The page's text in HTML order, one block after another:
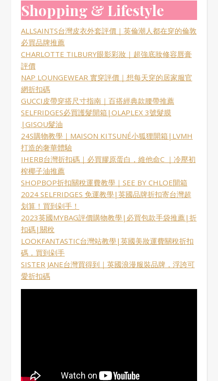
Shopping & Lifestyle
ALLSAINTS台灣皮衣外套評價｜英倫潮人都在穿的倫敦
必買品牌推薦
CHARLOTTE TILBURY眼影彩妝｜超強底妝修容唇膏
評價
NAP LOUNGEWEAR 實穿評價｜想每天穿的居家服官
網折扣碼
GUCCI皮帶穿搭尺寸指南｜百搭經典款腰帶推薦
SELFRIDGES必買護髮開箱|OLAPLEX 3號髮膜
|GISOU髮油
24S購物教學｜MAISON KITSUNÉ小狐狸開箱|LVMH
打造的奢華體驗
IHERB台灣折扣碼｜必買膠原蛋白，維他命C ｜冷壓初
榨椰子油推薦
SHOPBOP折扣關稅運費教學｜SEE BY CHLOE開箱
2024 SELFRIDGES 免運教學|英國品牌折扣寄台灣超
划算！買到剁手！
2023英國MYBAG評價購物教學|必買包款手袋推薦|折
扣碼|關稅
LOOKFANTASTIC台灣站教學|英國美妝運費關稅折扣
碼，買到剁手
SISTER JANE台灣買得到｜英國浪漫服裝品牌，浮誇可
愛折扣碼